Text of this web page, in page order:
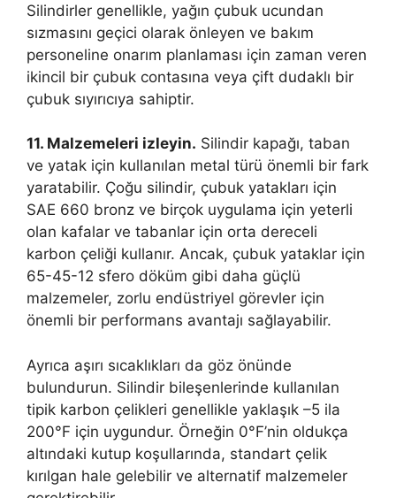
Silindirler genellikle, yağın çubuk ucundan
sızmasını geçici olarak önleyen ve bakım
personeline onarım planlaması için zaman veren
ikincil bir çubuk contasına veya çift dudaklı bir
çubuk sıyırıcıya sahiptir.
11. Malzemeleri izleyin. Silindir kapağı, taban
ve yatak için kullanılan metal türü önemli bir fark
yaratabilir. Çoğu silindir, çubuk yatakları için
SAE 660 bronz ve birçok uygulama için yeterli
olan kafalar ve tabanlar için orta dereceli
karbon çeliği kullanır. Ancak, çubuk yataklar için
65-45-12 sfero döküm gibi daha güçlü
malzemeler, zorlu endüstriyel görevler için
önemli bir performans avantajı sağlayabilir.
Ayrıca aşırı sıcaklıkları da göz önünde
bulundurun. Silindir bileşenlerinde kullanılan
tipik karbon çelikleri genellikle yaklaşık –5 ila
200°F için uygundur. Örneğin 0°F’nin oldukça
altındaki kutup koşullarında, standart çelik
kırılgan hale gelebilir ve alternatif malzemeler